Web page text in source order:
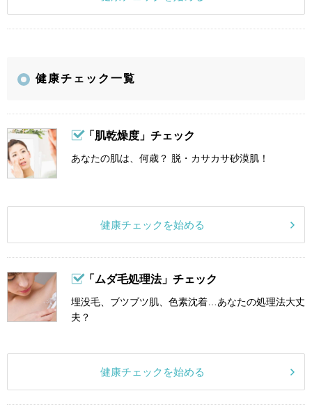
健康チェック一覧
「肌乾燥度」チェック
あなたの肌は、何歳？ 脱・カサカサ砂漠肌！
健康チェックを始める
「ムダ毛処理法」チェック
埋没毛、ブツブツ肌、色素沈着…あなたの処理法大丈
夫？
健康チェックを始める